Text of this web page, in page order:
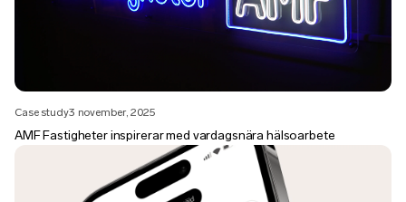
Case study3 november, 2025
AMF Fastigheter inspirerar med vardagsnära hälsoarbete